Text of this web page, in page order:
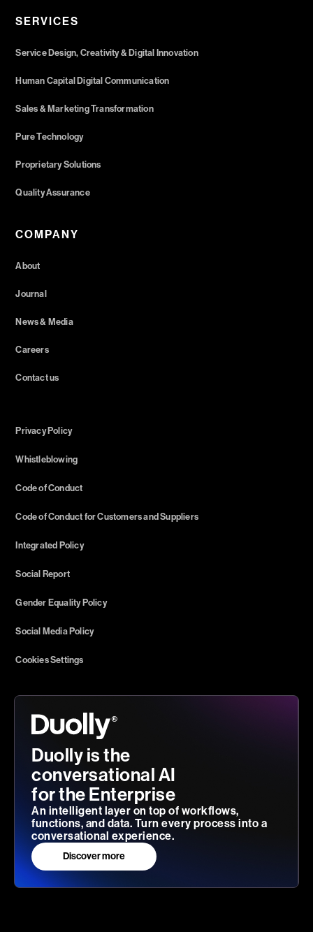
SERVICES
Service Design, Creativity & Digital Innovation
Human Capital Digital Communication
Sales & Marketing Transformation
Pure Technology
Proprietary Solutions
Quality Assurance
COMPANY
About
Journal
News & Media
Careers
Contact us
Privacy Policy
Whistleblowing
Code of Conduct
Code of Conduct for Customers and Suppliers
Integrated Policy
Social Report
Gender Equality Policy
Social Media Policy
Cookies Settings
Duolly is the
conversational AI
for the Enterprise
An intelligent layer on top of workflows,
functions, and data. Turn every process into a
conversational experience.
Discover more